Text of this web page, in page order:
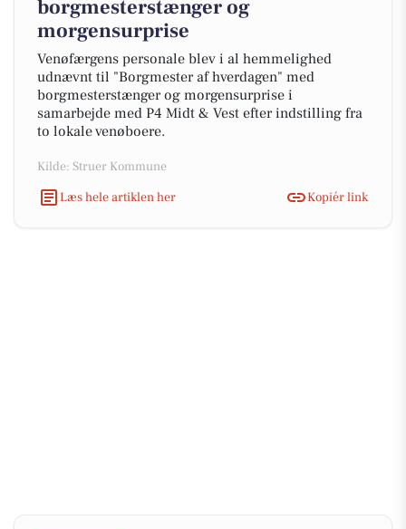
borgmesterstænger og
morgensurprise
Venøfærgens personale blev i al hemmelighed
udnævnt til "Borgmester af hverdagen" med
borgmesterstænger og morgensurprise i
samarbejde med P4 Midt & Vest efter indstilling fra
to lokale venøboere.
Kilde: Struer Kommune
Læs hele artiklen her
Kopiér link